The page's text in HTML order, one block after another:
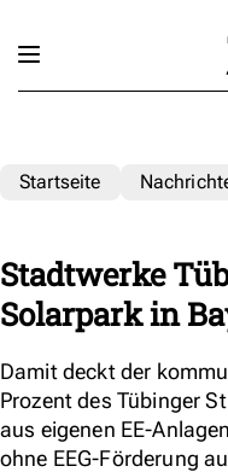
Startseite
Stadtwerke
Solarpark in
Damit deckt der
Prozent des Tübinger
aus eigenen EE-
ohne EEG-Förderung